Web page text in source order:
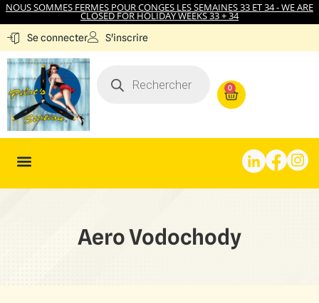
NOUS SOMMES FERMES POUR CONGES LES SEMAINES 33 ET 34 - WE ARE
CLOSED FOR HOLIDAY WEEKS 33 + 34
Se connecter S'inscrire
0
Aero Vodochody